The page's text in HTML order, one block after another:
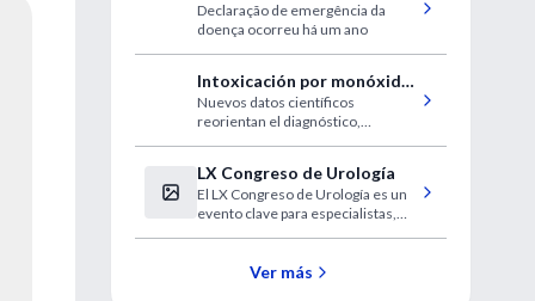
mil casos confirmados
Declaração de emergência da
doença ocorreu há um ano
Intoxicación por monóxido
de carbono: ¿cómo actuar
ante un cuadro
potencialmente letal?
Nuevos datos científicos
reorientan el diagnóstico,
urgencias.
LX Congreso de Urología
El LX Congreso de Urología es un
evento clave para especialistas,
la urología a nivel internacional.
Ver más